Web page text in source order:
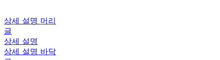
상세 설명 머리
글
상세 설명
상세 설명 바닥